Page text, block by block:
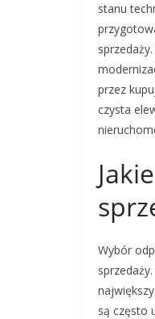
stanu
przez
czysta
Wybór
są często